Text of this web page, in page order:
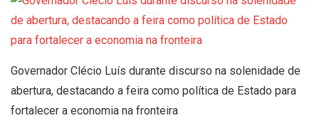
Governador Clécio Luís durante discurso na solenidade de
abertura, destacando a feira como política de Estado para
fortalecer a economia na fronteira